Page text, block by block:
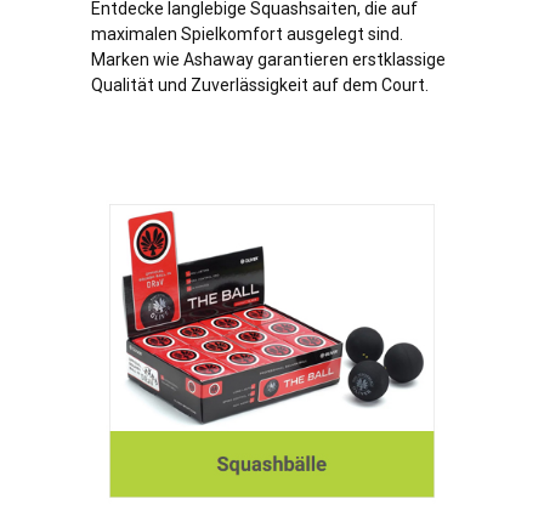
Entdecke langlebige Squashsaiten, die auf
maximalen Spielkomfort ausgelegt sind.
Marken wie Ashaway garantieren erstklassige
Qualität und Zuverlässigkeit auf dem Court.